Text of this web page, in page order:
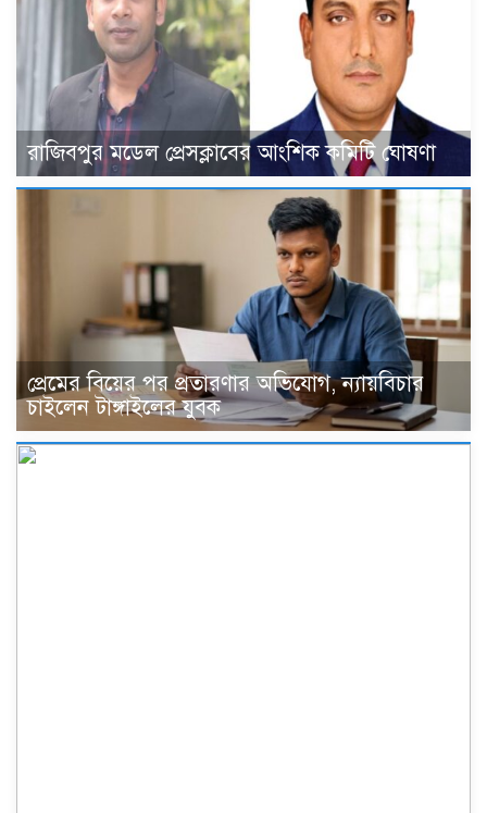
রাজিবপুর মডেল প্রেসক্লাবের আংশিক কমিটি ঘোষণা
প্রেমের বিয়ের পর প্রতারণার অভিযোগ, ন্যায়বিচার
চাইলেন টাঙ্গাইলের যুবক